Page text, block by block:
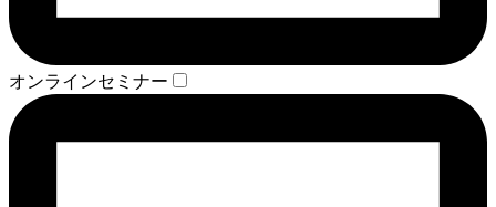
オンラインセミナー